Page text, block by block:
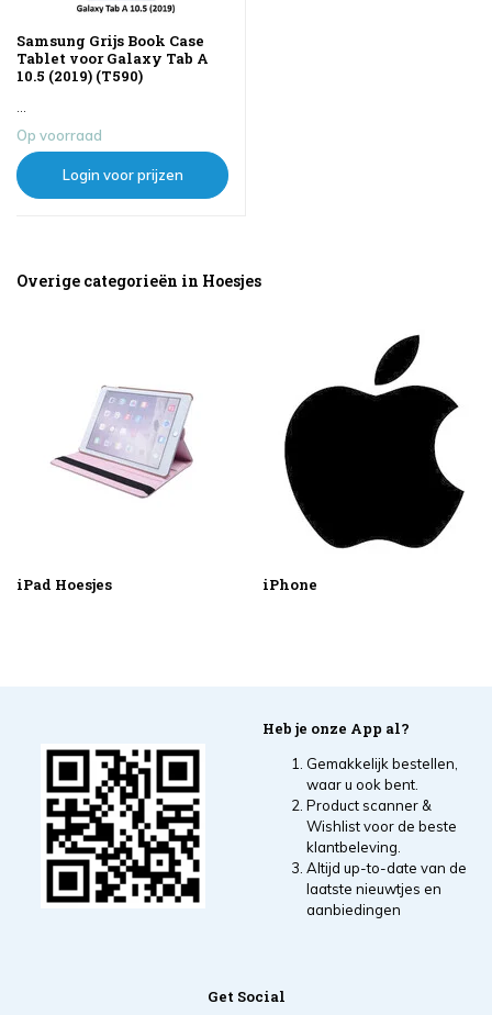
Samsung Grijs Book Case
Tablet voor Galaxy Tab A
10.5 (2019) (T590)
...
Op voorraad
Login voor prijzen
Overige categorieën in Hoesjes
iPad Hoesjes iPhone
Heb je onze App al?
Gemakkelijk bestellen,
waar u ook bent.
Product scanner &
Wishlist voor de beste
klantbeleving.
Altijd up-to-date van de
laatste nieuwtjes en
aanbiedingen
Get Social